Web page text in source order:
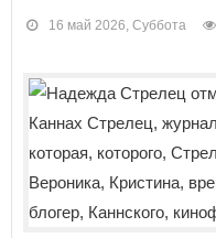
16 май 2026, Суббота